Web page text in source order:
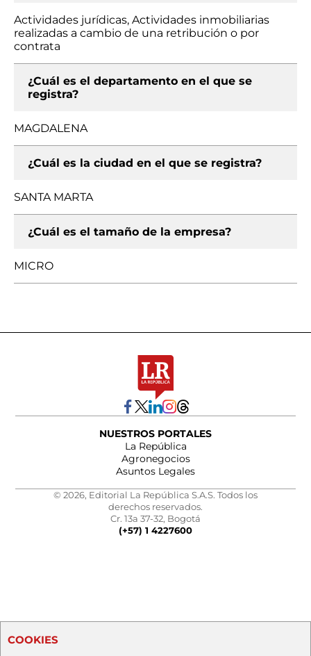
Actividades jurídicas, Actividades inmobiliarias
realizadas a cambio de una retribución o por
contrata
¿Cuál es el departamento en el que se
registra?
MAGDALENA
¿Cuál es la ciudad en el que se registra?
SANTA MARTA
¿Cuál es el tamaño de la empresa?
MICRO
NUESTROS PORTALES
La República
Agronegocios
Asuntos Legales
© 2026, Editorial La República S.A.S. Todos los
derechos reservados.
Cr. 13a 37-32, Bogotá
(+57) 1 4227600
COOKIES